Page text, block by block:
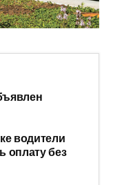
водители
оплату без